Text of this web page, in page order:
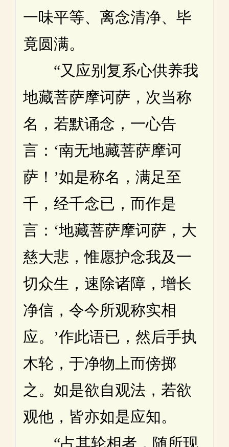
一味平等、离念清净、毕
竟圆满。
“又应别复系心供养我
地藏菩萨摩诃萨，次当称
名，若默诵念，一心告
言：‘南无地藏菩萨摩诃
萨！’如是称名，满足至
千，经千念已，而作是
言：‘地藏菩萨摩诃萨，大
慈大悲，惟愿护念我及一
切众生，速除诸障，增长
净信，令今所观称实相
应。’作此语已，然后手执
木轮，于净物上而傍掷
之。如是欲自观法，若欲
观他，皆亦如是应知。
“占其轮相者，随所现